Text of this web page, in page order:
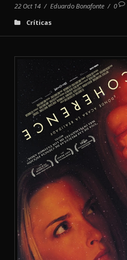
22 Oct 14 / Eduardo Bonafonte / 0
Críticas